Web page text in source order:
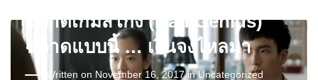
ฉลาดเกมส์โกง (Bad Genius)
ฉลาดแบบนี้ … เงินจงไหลมา
Written on November 16, 2017 inUncategorized